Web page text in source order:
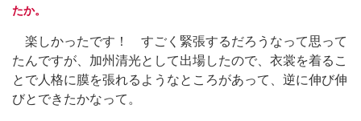
たか。
楽しかったです！ すごく緊張するだろうなって思って
たんですが、加州清光として出場したので、衣裳を着るこ
とで人格に膜を張れるようなところがあって、逆に伸び伸
びとできたかなって。